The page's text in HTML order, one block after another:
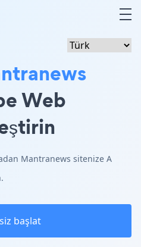
Web
Mantranews sitenize A
başlat